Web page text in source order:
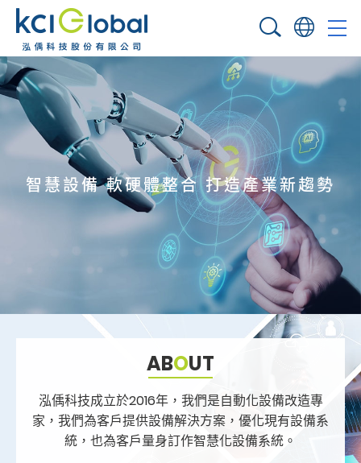
智慧設備 軟硬體整合打造產業新趨勢
ABOUT
泓偊科技成立於2016年，我們是自動化設備改造專
家， 我們為客戶提供設備解決方案，優化現有設備系
統， 也為客戶量身訂作智慧化設備系統。